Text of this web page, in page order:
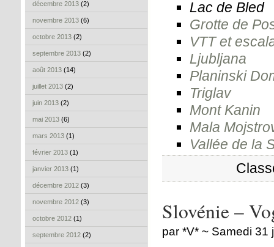
décembre 2013 (2)
novembre 2013 (6)
octobre 2013 (2)
septembre 2013 (2)
août 2013 (14)
juillet 2013 (2)
juin 2013 (2)
mai 2013 (6)
mars 2013 (1)
février 2013 (1)
janvier 2013 (1)
décembre 2012 (3)
novembre 2012 (3)
octobre 2012 (1)
septembre 2012 (2)
Lac de Bled
Grotte de
VTT et
Ljubljana
Planinski
Triglav
Mont Kanin
Mala
Vallée de la
Slovénie –
par *V* ~ Samedi 31